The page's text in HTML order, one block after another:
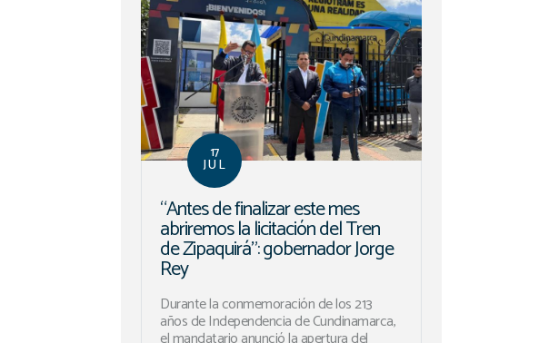
17
JUL
“Antes de finalizar este mes
abriremos la licitación del Tren
de Zipaquirá”: gobernador Jorge
Rey
Durante la conmemoración de los 213
años de Independencia de Cundinamarca,